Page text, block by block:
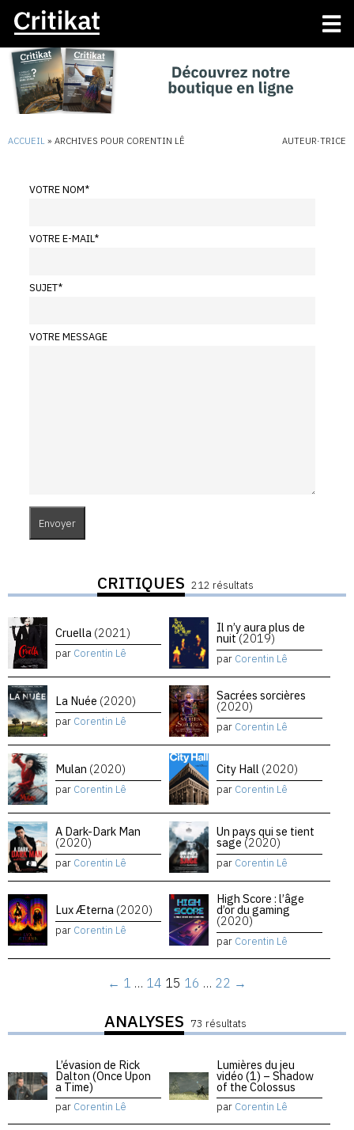
ACCUEIL » ARCHIVES POUR CORENTIN LÊ AUTEUR·TRICE
VOTRE NOM*
VOTRE E-MAIL*
SUJET*
VOTRE MESSAGE
CRITIQUES 212 résultats
Cruella (2021)
par Corentin Lê
Il n’y aura plus de
nuit(2019)
par Corentin Lê
La Nuée (2020)
par Corentin Lê
Sacrées sorcières
(2020)
par Corentin Lê
Mulan (2020)
par Corentin Lê
City Hall (2020)
par Corentin Lê
A Dark-Dark Man
(2020)
par Corentin Lê
Un pays qui se tient
sage (2020)
par Corentin Lê
Lux Æterna (2020)
par Corentin Lê
High Score : l’âge
d’or du gaming
(2020)
par Corentin Lê
← 1 … 14 15 16 … 22 →
ANALYSES 73 résultats
L’évasion de Rick
Dalton (Once Upon
a Time)
par Corentin Lê
Lumières du jeu
vidéo (1) – Shadow
of the Colossus
par Corentin Lê